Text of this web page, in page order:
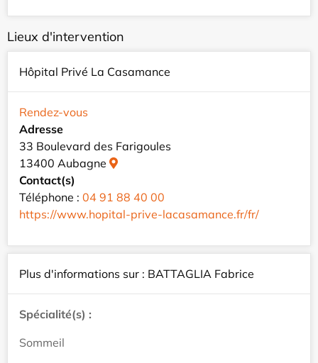
Lieux d'intervention
Hôpital Privé La Casamance
Rendez-vous
Adresse
33 Boulevard des Farigoules
13400 Aubagne
Contact(s)
Téléphone : 04 91 88 40 00
https://www.hopital-prive-lacasamance.fr/fr/
Plus d'informations sur : BATTAGLIA Fabrice
Spécialité(s) :
Sommeil